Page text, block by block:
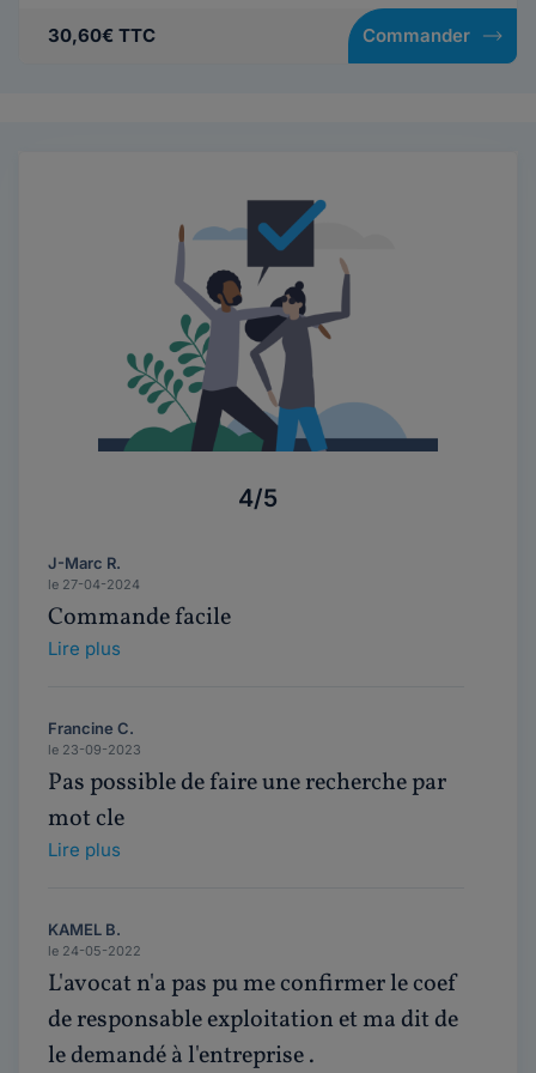
30,60€ TTC Commander
4/5
J-Marc R.
le 27-04-2024
Commande facile
Lire plus
Francine C.
le 23-09-2023
Pas possible de faire une recherche par
mot cle
Lire plus
KAMEL B.
le 24-05-2022
L'avocat n'a pas pu me confirmer le coef
de responsable exploitation et ma dit de
le demandé à l'entreprise .